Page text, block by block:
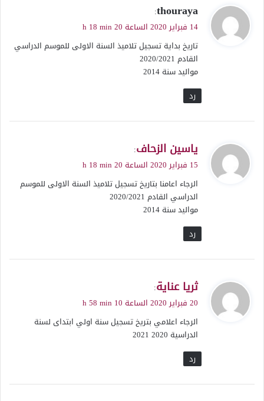
ي
ق
ل
thouraya
:
14 فبراير 2020 الساعة 20 h 18 min
تاريخ بداية تسجيل تلاميذ السنة الاولى للموسم الدراسي
القادم 2020/2021
مواليد سنة 2014
رد
ي
ق
ل
ياسين الزحاف:
15 فبراير 2020 الساعة 20 h 18 min
الرجاء اعامنا بتاريخ تسجيل تلاميذ السنة الاولى للموسم
الدراسي القادم 2020/2021
مواليد سنة 2014
رد
ي
ق
ل
ثريا عناية:
20 فبراير 2020 الساعة 10 h 58 min
الرجاء اعلامي بتريخ تسجيل سنة اولي ابتداى لسنة
الدراسية 2020 2021
رد